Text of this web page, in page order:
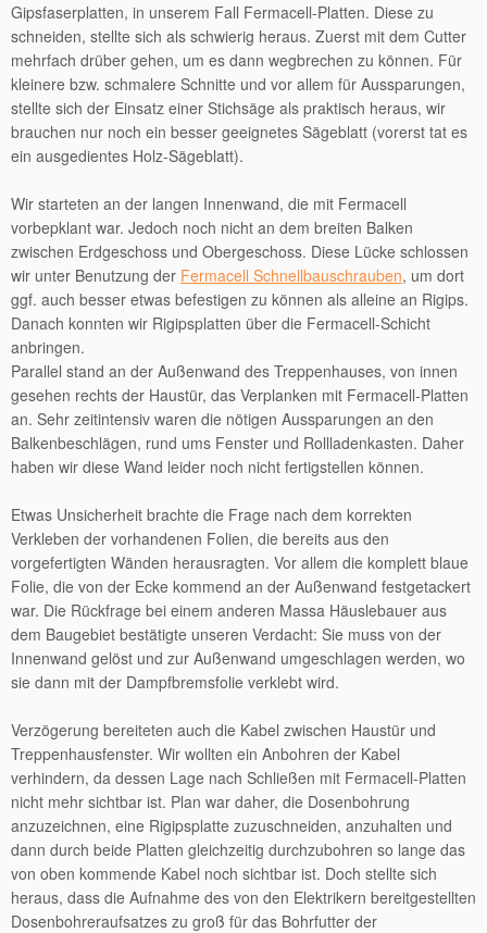
Gipsfaserplatten, in unserem Fall Fermacell-Platten. Diese zu
schneiden, stellte sich als schwierig heraus. Zuerst mit dem Cutter
mehrfach drüber gehen, um es dann wegbrechen zu können. Für
kleinere bzw. schmalere Schnitte und vor allem für Aussparungen,
stellte sich der Einsatz einer Stichsäge als praktisch heraus, wir
brauchen nur noch ein besser geeignetes Sägeblatt (vorerst tat es
ein ausgedientes Holz-Sägeblatt).
Wir starteten an der langen Innenwand, die mit Fermacell
vorbepklant war. Jedoch noch nicht an dem breiten Balken
zwischen Erdgeschoss und Obergeschoss. Diese Lücke schlossen
wir unter Benutzung der Fermacell Schnellbauschrauben, um dort
ggf. auch besser etwas befestigen zu können als alleine an Rigips.
Danach konnten wir Rigipsplatten über die Fermacell-Schicht
anbringen.
Parallel stand an der Außenwand des Treppenhauses, von innen
gesehen rechts der Haustür, das Verplanken mit Fermacell-Platten
an. Sehr zeitintensiv waren die nötigen Aussparungen an den
Balkenbeschlägen, rund ums Fenster und Rollladenkasten. Daher
haben wir diese Wand leider noch nicht fertigstellen können.
Etwas Unsicherheit brachte die Frage nach dem korrekten
Verkleben der vorhandenen Folien, die bereits aus den
vorgefertigten Wänden herausragten. Vor allem die komplett blaue
Folie, die von der Ecke kommend an der Außenwand festgetackert
war. Die Rückfrage bei einem anderen Massa Häuslebauer aus
dem Baugebiet bestätigte unseren Verdacht: Sie muss von der
Innenwand gelöst und zur Außenwand umgeschlagen werden, wo
sie dann mit der Dampfbremsfolie verklebt wird.
Verzögerung bereiteten auch die Kabel zwischen Haustür und
Treppenhausfenster. Wir wollten ein Anbohren der Kabel
verhindern, da dessen Lage nach Schließen mit Fermacell-Platten
nicht mehr sichtbar ist. Plan war daher, die Dosenbohrung
anzuzeichnen, eine Rigipsplatte zuzuschneiden, anzuhalten und
dann durch beide Platten gleichzeitig durchzubohren so lange das
von oben kommende Kabel noch sichtbar ist. Doch stellte sich
heraus, dass die Aufnahme des von den Elektrikern bereitgestellten
Dosenbohreraufsatzes zu groß für das Bohrfutter der